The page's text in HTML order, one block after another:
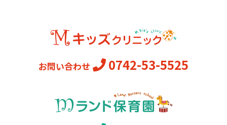
お問い合わせ 0742-53-5525